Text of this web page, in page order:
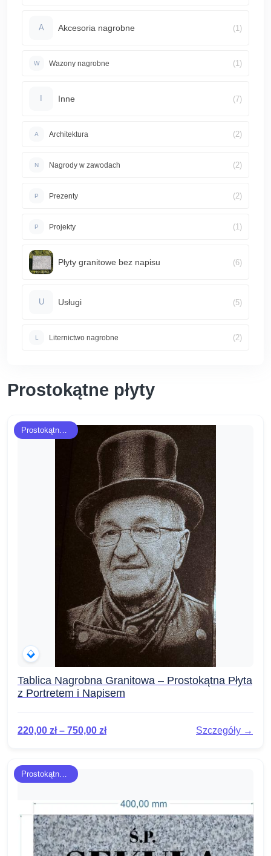
A Akcesoria nagrobne (1)
W Wazony nagrobne (1)
Inne (7)
A Architektura (2)
N Nagrody w zawodach (2)
P Prezenty (2)
P Projekty (1)
Płyty granitowe bez napisu (6)
U Usługi (5)
L Liternictwo nagrobne (2)
Prostokątne płyty
Prostokątne płyty
Tablica Nagrobna Granitowa – Prostokątna Płyta
z Portretem i Napisem
220,00 zł – 750,00 zł Szczegóły →
Prostokątne płyty